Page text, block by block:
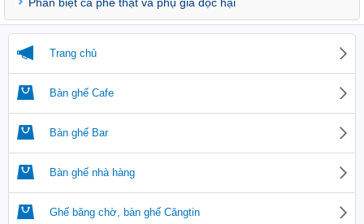
Trang chủ
Bàn ghế Cafe
Bàn ghế Bar
Bàn ghế nhà hàng
Ghế băng chờ, bàn ghế Căngtin